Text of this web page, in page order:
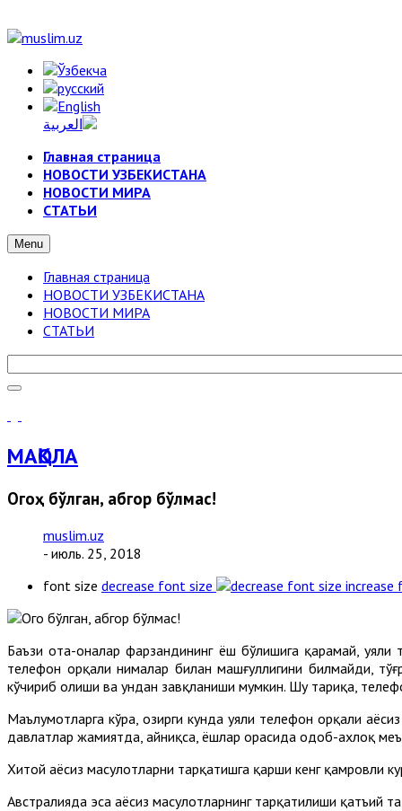
Главная страница
НОВОСТИ УЗБЕКИСТАНА
НОВОСТИ МИРА
СТАТЬИ
Menu
Главная страница
НОВОСТИ УЗБЕКИСТАНА
НОВОСТИ МИРА
СТАТЬИ
МАҚОЛА
Огоҳ бўлган, абгор бўлмас!
muslim.uz
- июль. 25, 2018
font size decrease font size increase
Баъзи ота-оналар фарзандининг ёш бўлишига қарамай,
телефон орқали нималар билан машғуллигини билмайди,
кўчириб олиши ва ундан завқланиши мумкин. Шу тариқа,
Маълумотларга кўра, ҳозирги кунда уяли телефон орқали
давлатлар жамиятда, айниқса, ёшлар орасида одоб-ахлоқ
Хитой ҳаёсиз маҳсулотларни тарқатишга қарши кенг қамровли
Австралияда эса ҳаёсиз маҳсулотларнинг тарқатилиши қатъий